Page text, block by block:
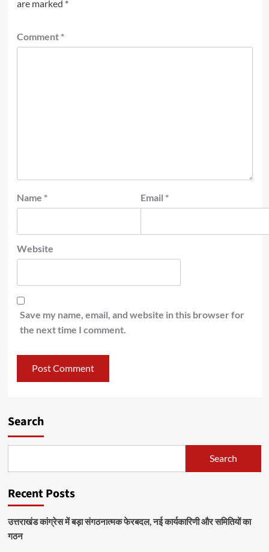
are marked *
Comment *
Name * Email *
Website
Save my name, email, and website in this browser for
the next time I comment.
Search
Search
Recent Posts
उत्तराखंड कांग्रेस में बड़ा संगठनात्मक फेरबदल, नई कार्यकारिणी और समितियों का
गठन